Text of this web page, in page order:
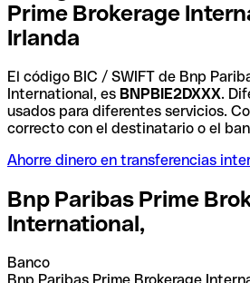
Prime Brokerage
Irlanda
El código BIC / SWIFT de Bnp
International, es BNPBIE2DXXX.
usados para diferentes servicios.
correcto con el destinatario o el
Ahorre dinero en transferencias
Bnp Paribas Prime
International,
Banco
Bnp Paribas Prime Brokerage